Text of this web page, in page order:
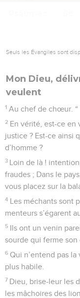
Seuls les Évangiles sont
Mon Dieu,
veulent
1 Au chef de chœur. “
2 En vérité, est-ce en
justice ? Est-ce ainsi
d’homme ?
3 Loin de là !
fraudes ; Dans le
vous placez sur la
4 Les méchants sont
menteurs s’égarent
5 Ils ont un venin
sourde qui ferme son
6 Qui n’entend pas
plus habile.
7 Dieu, brise-leur les
les mâchoires des